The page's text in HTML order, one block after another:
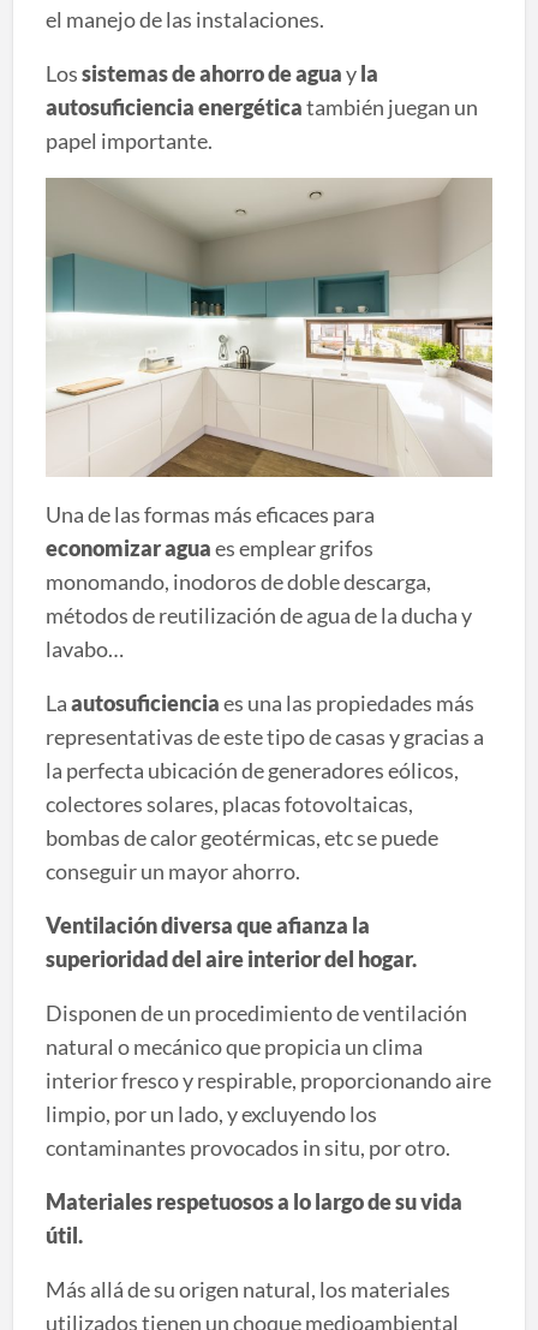
el manejo de las instalaciones.
Lossistemas de ahorro de aguayla
autosuficiencia energéticatambién juegan un
papel importante.
Una de las formas más eficaces para
economizar aguaes emplear grifos
monomando, inodoros de doble descarga,
métodos de reutilización de agua de la ducha y
lavabo…
Laautosuficienciaes una las propiedades más
representativas de este tipo de casas y gracias a
la perfecta ubicación de generadores eólicos,
colectores solares, placas fotovoltaicas,
bombas de calor geotérmicas, etc se puede
conseguir un mayor ahorro.
Ventilación diversa que afianza la
superioridad del aire interior del hogar.
Disponen de un procedimiento de ventilación
natural o mecánico que propicia un clima
interior fresco y respirable, proporcionando aire
limpio, por un lado, y excluyendo los
contaminantes provocados in situ, por otro.
Materiales respetuosos a lo largo de su vida
útil.
Más allá de su origen natural, los materiales
utilizados tienen un choque medioambiental